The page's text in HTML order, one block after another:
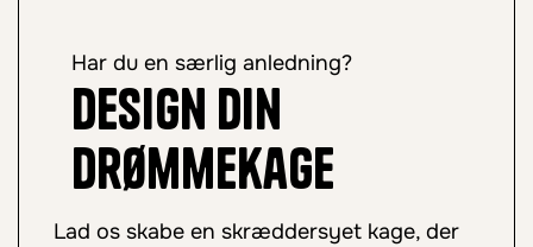
Har du en særlig anledning?
Design din
drømmekage
Lad os skabe en skræddersyet kage, der